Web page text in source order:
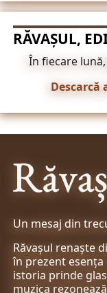
RĂVAȘUL,
În fiecare lună,
Descarcă
Un mesaj din
Răvașul renaște
în prezent
istoria prinde
muzica